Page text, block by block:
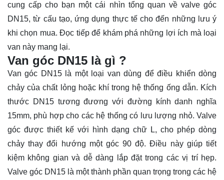
cung cấp cho bạn một cái nhìn tổng quan về valve góc
DN15, từ cấu tạo, ứng dụng thực tế cho đến những
lưu ý
khi chọn mua. Đọc tiếp để khám phá những lợi ích mà loại
van này mang lại.
Van góc DN15 là gì ?
Van góc DN15 là một loại van dùng để điều khiển dòng
chảy của chất lỏng hoặc khí trong hệ thống ống dẫn. Kích
thước DN15 tương đương với đường kính danh nghĩa
15mm, phù hợp cho các hệ thống có lưu lượng nhỏ. Valve
góc được thiết kế với hình dạng chữ L, cho phép dòng
chảy thay đổi hướng một góc 90 độ. Điều này giúp tiết
kiệm không gian và dễ dàng lắp đặt trong các vị trí hẹp.
Valve góc DN15 là một thành phần quan trọng trong các hệ